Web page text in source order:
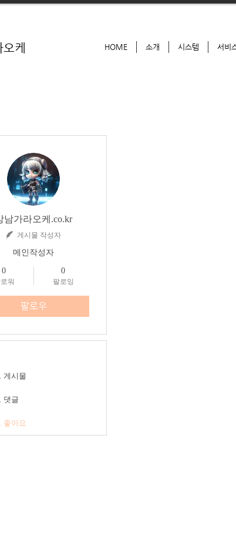
케 HOME 소개 시스템 서비
남가라오케.co.kr
게시물 작성자
메인작성자
0
워
0
팔로잉
팔로우
게시물
댓글
좋아요